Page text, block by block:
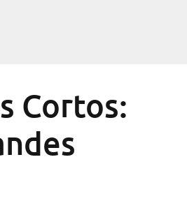
Cortos: